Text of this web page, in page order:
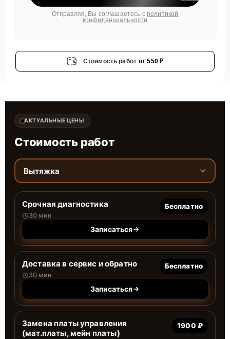
Отправляя, Вы соглашаетесь с политикой
конфиденциальности
Стоимость работ от 550 ₽
АКТУАЛЬНЫЕ ЦЕНЫ
Стоимость работ
Вытяжка
Срочная диагностика
30 мин
Бесплатно
Записаться
Доставка в сервис и обратно
30 мин
Бесплатно
Записаться
Замена платы управления
(мат.платы, мейн платы)
1900 ₽